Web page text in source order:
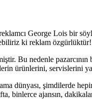
George Lois bir
ki reklam özgürlüktür!
Bu nedenle
ürünlerini,
dünyası, şimdilerde
binlerce ajansın,